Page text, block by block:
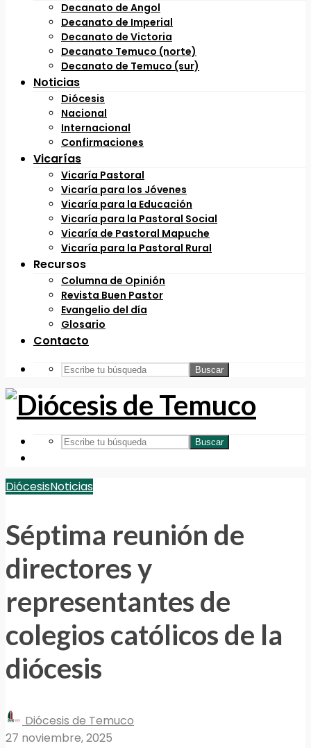
Decanato de Angol
Decanato de Imperial
Decanato de Victoria
Decanato Temuco (norte)
Decanato de Temuco (sur)
Noticias
Diócesis
Nacional
Internacional
Confirmaciones
Vicarías
Vicaría Pastoral
Vicaría para los Jóvenes
Vicaría para la Educación
Vicaría para la Pastoral Social
Vicaría de Pastoral Mapuche
Vicaría para la Pastoral Rural
Recursos
Columna de Opinión
Revista Buen Pastor
Evangelio del día
Glosario
Contacto
Buscar
Buscar
DiócesisNoticias
Séptima reunión de
directores y
representantes de
colegios católicos de la
diócesis
Diócesis de Temuco
27 noviembre, 2025